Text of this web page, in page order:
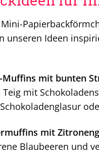
unseren Ideen
Muffins mit bunten
Teig mit
mit
Blaubeeren und